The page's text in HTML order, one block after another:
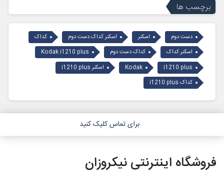
برچسب ها
دست دوم اسکنر اسکنر کداک دست دوم
کداک
اسکنر کداک
کداک دست دوم
Kodak i1210 plus
i1210 plus
Kodak
اسکنر i1210 plus
کداک i1210 plus
برای تماس کلیک کنید
فروشگاه اینترنتی نیکروزان